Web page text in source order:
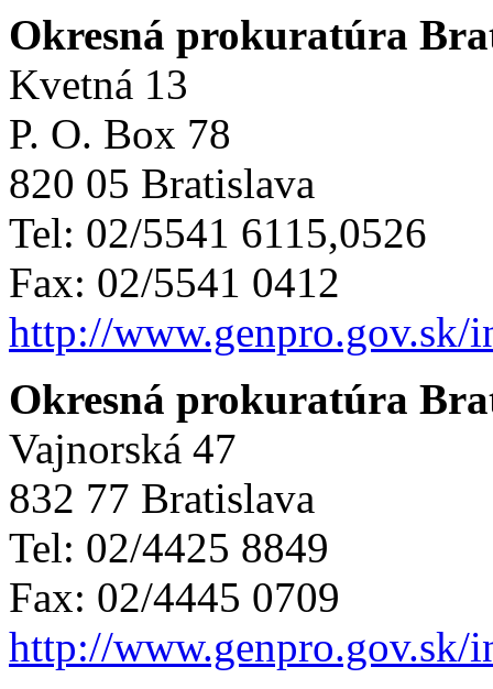
Okresná prokuratúra
Kvetná 13
P. O. Box 78
820 05 Bratislava
Tel: 02/5541 6115,0526
Fax: 02/5541 0412
http://www.genpro.gov.sk/
Okresná prokuratúra
Vajnorská 47
832 77 Bratislava
Tel: 02/4425 8849
Fax: 02/4445 0709
http://www.genpro.gov.sk/